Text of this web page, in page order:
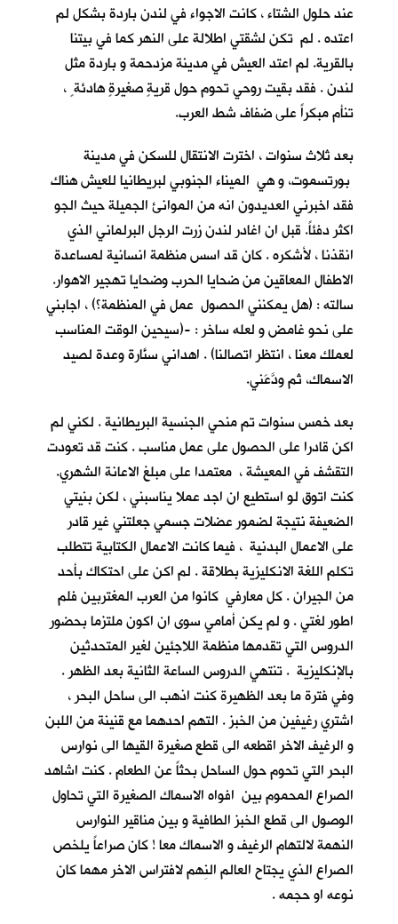
عند حلول الشتاء ، كانت الاجواء في لندن باردة بشكل لم
اعتده . لم تكن لشقتي اطلالة على النهر كما في بيتنا
بالقرية. لم اعتد العيش في مدينة مزدحمة و باردة مثل
لندن . فقد بقيت روحي تحوم حول قريةٍ صغيرةٍ هادئة ٍ ،
تنأم مبكراً على ضفاف شط العرب.
بعد ثلاث سنوات ، اخترت الانتقال للسكن في مدينة
بورتسموت، و هي الميناء الجنوبي لبريطانيا للعيش هناك
فقد اخبرني العديدون انه من الموانئ الجميلة حيث الجو
اكثر دفئاً. قبل ان اغادر لندن زرت الرجل البرلماني الذي
انقذنا ، لأشكره . كان قد اسس منظمة انسانية لمساعدة
الاطفال المعاقين من ضحايا الحرب وضحايا تهجير الاهوار.
سالته : (هل يمكنني الحصول عمل في المنظمة؟) ، اجابني
على نحو غامض و لعله ساخر : -(سيحين الوقت المناسب
لعملك معنا ، انتظر اتصالنا) . اهداني سنَّارة وعدة لصيد
الاسماك، ثم ودَّعَني.
بعد خمس سنوات تم منحي الجنسية البريطانية . لكني لم
اكن قادرا على الحصول على عمل مناسب . كنت قد تعودت
التقشف في المعيشة ، معتمدا على مبلغ الاعانة الشهري.
كنت اتوق لو استطيع ان اجد عملا يناسبني ، لكن بنيتي
الضعيفة نتيجة لضمور عضلات جسمي جعلتني غير قادر
على الاعمال البدنية ، فيما كانت الاعمال الكتابية تتطلب
تكلم اللغة الانكليزية بطلاقة . لم اكن على احتكاك بأحد
من الجيران . كل معارفي كانوا من العرب المغتربين فلم
اطور لغتي . و لم يكن أمامي سوى ان اكون ملتزما بحضور
الدروس التي تقدمها منظمة اللاجئين لغير المتحدثين
بالإنكليزية . تنتهي الدروس الساعة الثانية بعد الظهر .
وفي فترة ما بعد الظهيرة كنت اذهب الى ساحل البحر ،
اشتري رغيفين من الخبز . التهم احدهما مع قنينة من اللبن
و الرغيف الاخر اقطعه الى قطع صغيرة القيها الى نوارس
البحر التي تحوم حول الساحل بحثاً عن الطعام . كنت اشاهد
الصراع المحموم بين افواه الاسماك الصغيرة التي تحاول
الوصول الى قطع الخبز الطافية و بين مناقير النوارس
النهمة لالتهام الرغيف و الاسماك معا ! كان صراعاً يلخص
الصراع الذي يجتاح العالم النِهم لافتراس الاخر مهما كان
نوعه او حجمه .